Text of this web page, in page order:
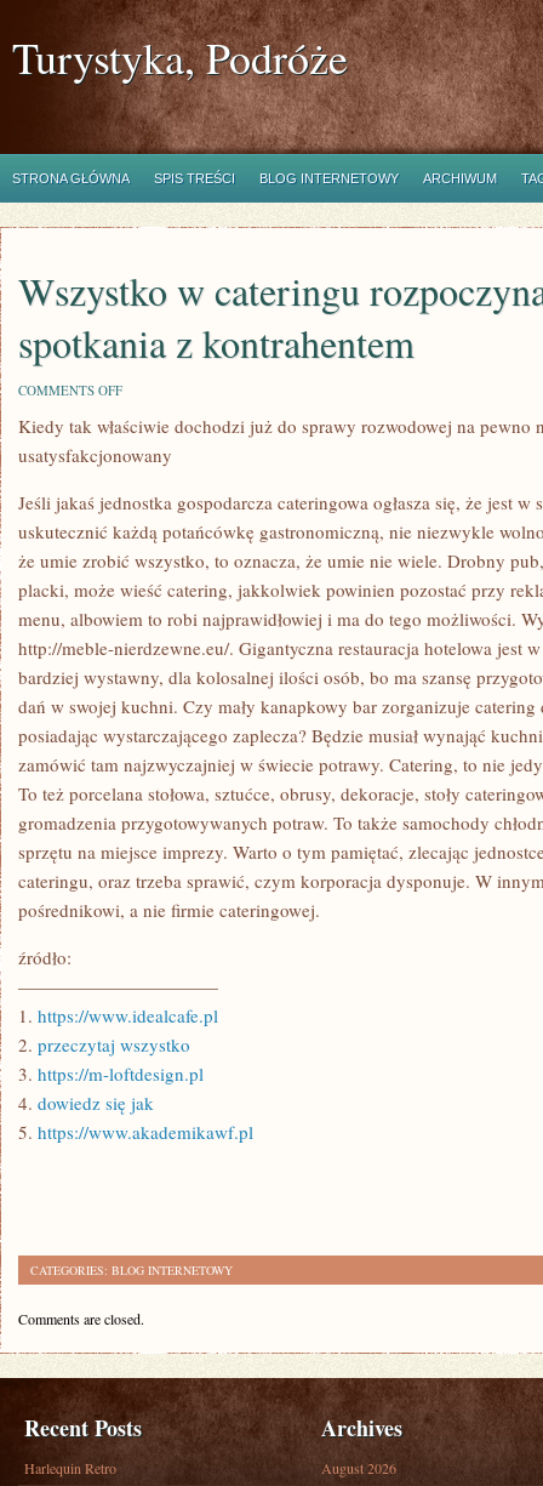
Turystyka, Podróże
STRONA GŁÓWNA SPIS TREŚCI BLOG INTERNETOWY ARCHIWUM
Wszystko w cateringu
spotkania z kontrahentem
COMMENTS OFFON
W
ROZPOCZYNA
OD
SPOTKANIA
Z
KONTRAHENTEM
Kiedy tak właściwie dochodzi już do sprawy rozwodowej na pewno
usatysfakcjonowany
Jeśli jakaś jednostka gospodarcza cateringowa ogłasza się, że jest
uskutecznić każdą potańcówkę gastronomiczną, nie niezwykle
że umie zrobić wszystko, to oznacza, że umie nie wiele. Drobny
placki, może wieść catering, jakkolwiek powinien pozostać przy
menu, albowiem to robi najprawidłowiej i ma do tego możliwości.
http://meble-nierdzewne.eu/. Gigantyczna restauracja hotelowa jest
bardziej wystawny, dla kolosalnej ilości osób, bo ma szansę
dań w swojej kuchni. Czy mały kanapkowy bar zorganizuje
posiadając wystarczającego zaplecza? Będzie musiał wynająć
zamówić tam najzwyczajniej w świecie potrawy. Catering, to nie
To też porcelana stołowa, sztućce, obrusy, dekoracje, stoły
gromadzenia przygotowywanych potraw. To także samochody
sprzętu na miejsce imprezy. Warto o tym pamiętać, zlecając
cateringu, oraz trzeba sprawić, czym korporacja dysponuje. W
pośrednikowi, a nie firmie cateringowej.
źródło:
———————————
1. https://www.idealcafe.pl
2. przeczytaj wszystko
3. https://m-loftdesign.pl
4. dowiedz się jak
5. https://www.akademikawf.pl
CATEGORIES: BLOG INTERNETOWY
Comments are closed.
Recent Posts
Harlequin Retro
Archives
August 2026